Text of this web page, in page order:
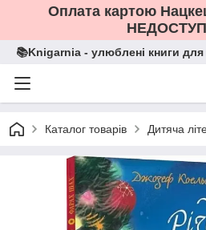
Оплата картою
📚Knigarnia - улюблені книги для
Каталог товарів Дитяча